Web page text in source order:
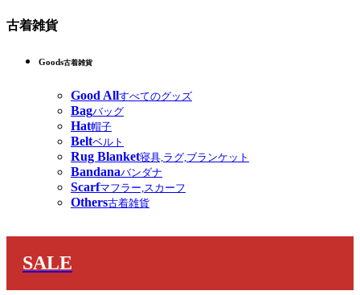
古着雑貨
Goods古着雑貨
Good Allすべてのグッズ
Bagバッグ
Hat帽子
Beltベルト
Rug Blanket寝具,ラグ,ブランケット
Bandanaバンダナ
Scarfマフラー,スカーフ
Others古着雑貨
SALE